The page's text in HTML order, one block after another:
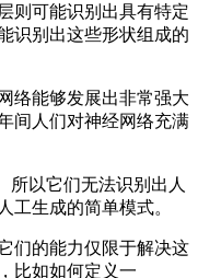
则可能识别出具有特定
识别出这些形状组成的
能够发展出非常强大
间人们对神经网络充满
以它们无法识别出人
工生成的简单模式。
的能力仅限于解决这
比如如何定义一